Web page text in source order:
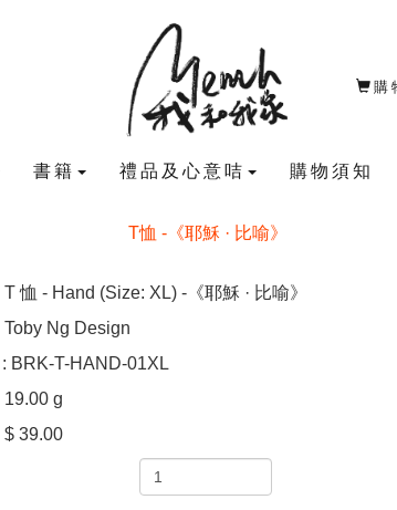
書籍 禮品及心意咭 購物須知
購
T恤 -《耶穌 · 比喻》
T 恤 - Hand (Size: XL) -《耶穌 · 比喻》
Toby Ng Design
: BRK-T-HAND-01XL
19.00 g
$ 39.00